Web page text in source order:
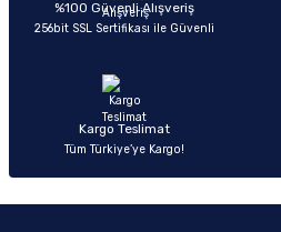
Ürün bilgilerinde hatalar bulunuyor.
Ürün fiyatı diğer sitelerden daha pahalı.
%100 Güvenli Alışveriş
256bit SSL Sertifikası ile Güvenli
Kargo Teslimat
Tüm Türkiye’ye Kargo!